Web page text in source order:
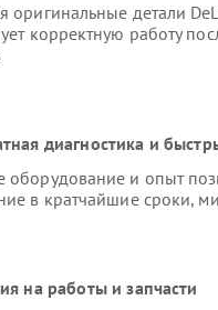
оригинальные детали
корректную работу
диагностика и
оборудование и опыт
в кратчайшие сроки,
на работы и запчасти